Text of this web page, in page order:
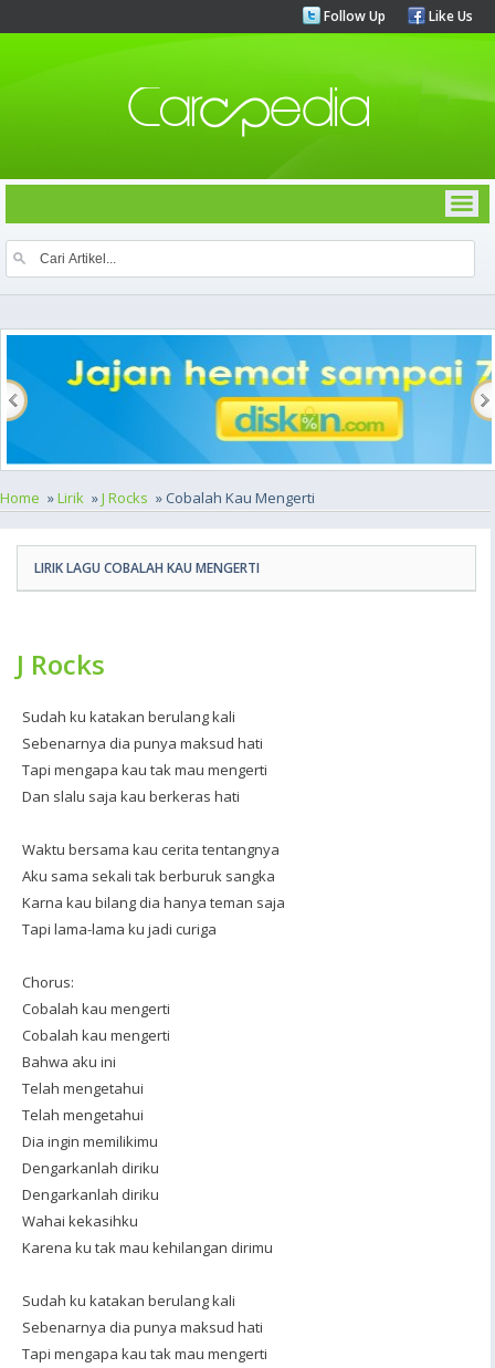
Follow Up Like Us
Home »Lirik »J Rocks » Cobalah Kau Mengerti
LIRIK LAGU COBALAH KAU MENGERTI
J Rocks
Sudah ku katakan berulang kali
Sebenarnya dia punya maksud hati
Tapi mengapa kau tak mau mengerti
Dan slalu saja kau berkeras hati
Waktu bersama kau cerita tentangnya
Aku sama sekali tak berburuk sangka
Karna kau bilang dia hanya teman saja
Tapi lama-lama ku jadi curiga
Chorus:
Cobalah kau mengerti
Cobalah kau mengerti
Bahwa aku ini
Telah mengetahui
Telah mengetahui
Dia ingin memilikimu
Dengarkanlah diriku
Dengarkanlah diriku
Wahai kekasihku
Karena ku tak mau kehilangan dirimu
Sudah ku katakan berulang kali
Sebenarnya dia punya maksud hati
Tapi mengapa kau tak mau mengerti